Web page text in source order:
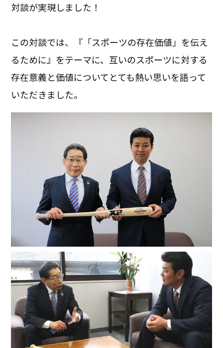
対談が実現しました！
この対談では、『「スポーツの存在価値」を伝え
るために』をテーマに、互いのスポーツに対する
存在意義と価値についてとても熱い思いを語って
いただきました。